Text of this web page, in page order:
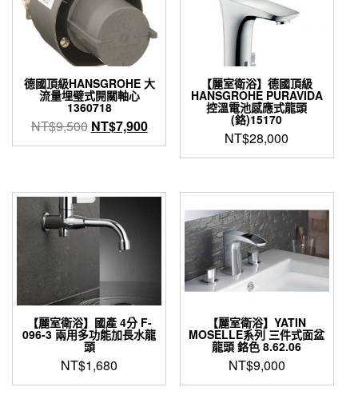
德國頂級HANSGROHE 大
流量埋璧式開關軸心
1360718
NT$9,500 原
始
NT$9,500。
NT$7,900目
前
NT$7,900。
【麗室衛浴】德國頂級
HANSGROHE PURAVIDA
控溫電池感應式龍頭
(鉻)15170
NT$28,000
【麗室衛浴】國產 4分 F-
096-3 兩用多功能加長水龍
頭
NT$1,680
【麗室衛浴】YATIN
MOSELLE系列 三件式面盆
龍頭 鉻色 8.62.06
NT$9,000